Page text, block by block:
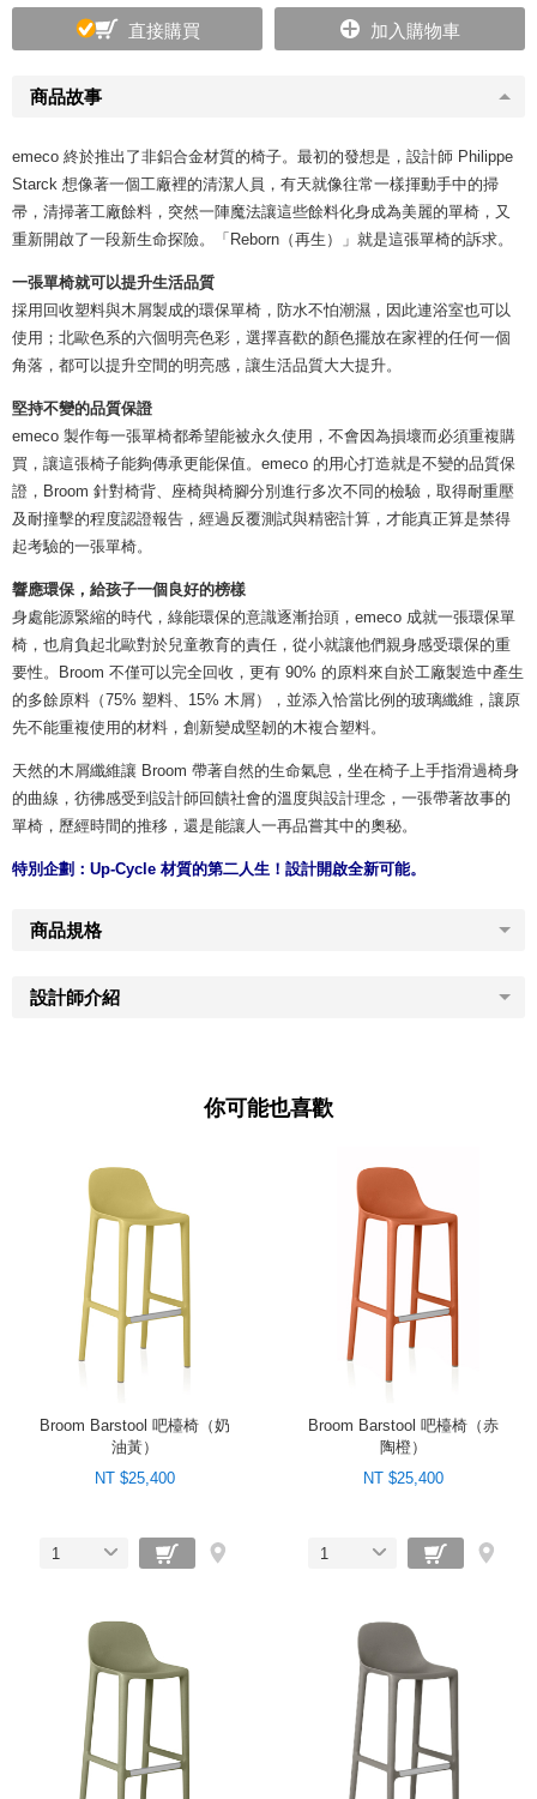
商品故事
emeco 終於推出了非鋁合金材質的椅子。最初的發想是，設計師 Philippe
Starck 想像著一個工廠裡的清潔人員，有天就像往常一樣揮動手中的掃
帚，清掃著工廠餘料，突然一陣魔法讓這些餘料化身成為美麗的單椅，又
重新開啟了一段新生命探險。「Reborn（再生）」就是這張單椅的訴求。
一張單椅就可以提升生活品質
採用回收塑料與木屑製成的環保單椅，防水不怕潮濕，因此連浴室也可以
使用；北歐色系的六個明亮色彩，選擇喜歡的顏色擺放在家裡的任何一個
角落，都可以提升空間的明亮感，讓生活品質大大提升。
堅持不變的品質保證
emeco 製作每一張單椅都希望能被永久使用，不會因為損壞而必須重複購
買，讓這張椅子能夠傳承更能保值。emeco 的用心打造就是不變的品質保
證，Broom 針對椅背、座椅與椅腳分別進行多次不同的檢驗，取得耐重壓
及耐撞擊的程度認證報告，經過反覆測試與精密計算，才能真正算是禁得
起考驗的一張單椅。
響應環保，給孩子一個良好的榜樣
身處能源緊縮的時代，綠能環保的意識逐漸抬頭，emeco 成就一張環保單
椅，也肩負起北歐對於兒童教育的責任，從小就讓他們親身感受環保的重
要性。Broom 不僅可以完全回收，更有 90% 的原料來自於工廠製造中產生
的多餘原料（75% 塑料、15% 木屑），並添入恰當比例的玻璃纖維，讓原
先不能重複使用的材料，創新變成堅韌的木複合塑料。
天然的木屑纖維讓 Broom 帶著自然的生命氣息，坐在椅子上手指滑過椅身
的曲線，彷彿感受到設計師回饋社會的溫度與設計理念，一張帶著故事的
單椅，歷經時間的推移，還是能讓人一再品嘗其中的奧秘。
特別企劃： Up-Cycle 材質的第二人生！設計開啟全新可能。
商品規格
設計師介紹
直接購買 加入購物車
你可能也喜歡
Broom Barstool 吧檯椅（奶
油黃）
NT $25,400
1
Broom Barstool 吧檯椅（赤
陶橙）
NT $25,400
1